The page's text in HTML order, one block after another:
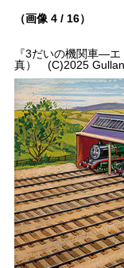
（画像 4 / 16）
『3だいの機関車―
真） (C)2025